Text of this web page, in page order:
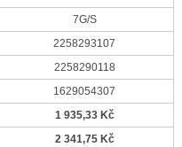
7G/S
2258293107
2258290118
1629054307
1 935,33 Kč
2 341,75 Kč